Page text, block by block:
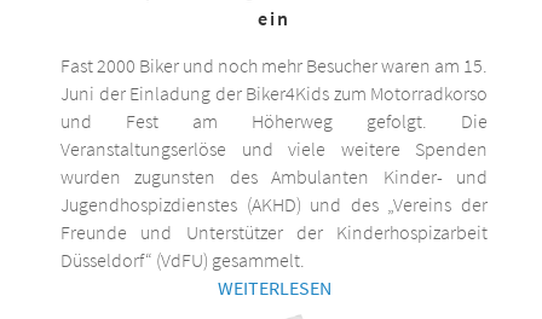
ein
Fast 2000 Biker und noch mehr Besucher waren am 15.
Juni der Einladung der Biker4Kids zum Motorradkorso
und Fest am Höherweg gefolgt. Die
Veranstaltungserlöse und viele weitere Spenden
wurden zugunsten des Ambulanten Kinder- und
Jugendhospizdienstes (AKHD) und des „Vereins der
Freunde und Unterstützer der Kinderhospizarbeit
Düsseldorf“ (VdFU) gesammelt.
WEITERLESEN